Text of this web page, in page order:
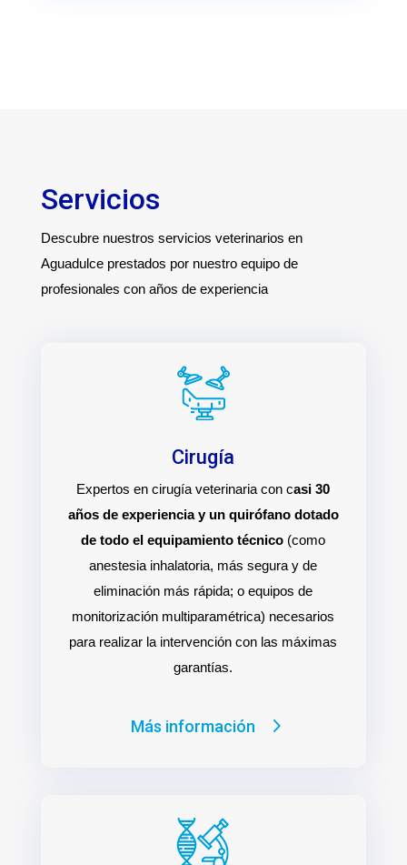
Servicios
Descubre nuestros servicios veterinarios en
Aguadulce prestados por nuestro equipo de
profesionales con años de experiencia
Cirugía
Expertos en cirugía veterinaria con casi 30
años de experiencia y un quirófano dotado
de todo el equipamiento técnico (como
anestesia inhalatoria, más segura y de
eliminación más rápida; o equipos de
monitorización multiparamétrica) necesarios
para realizar la intervención con las máximas
garantías.
Más información